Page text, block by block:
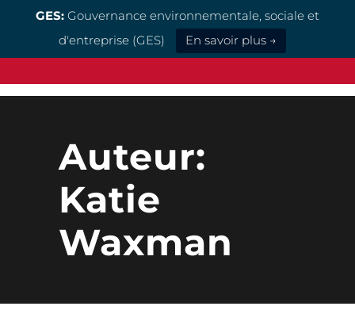
GES: Gouvernance environnementale, sociale et
d'entreprise (GES)
En savoir plus →
Auteur:
Katie
Waxman